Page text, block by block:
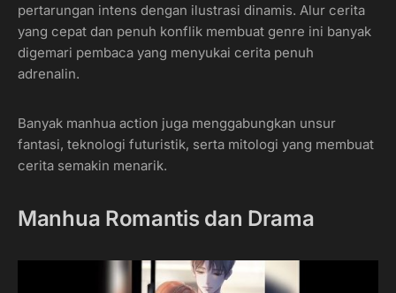
pertarungan intens dengan ilustrasi dinamis. Alur cerita
yang cepat dan penuh konflik membuat genre ini banyak
digemari pembaca yang menyukai cerita penuh
adrenalin.
Banyak manhua action juga menggabungkan unsur
fantasi, teknologi futuristik, serta mitologi yang membuat
cerita semakin menarik.
Manhua Romantis dan Drama